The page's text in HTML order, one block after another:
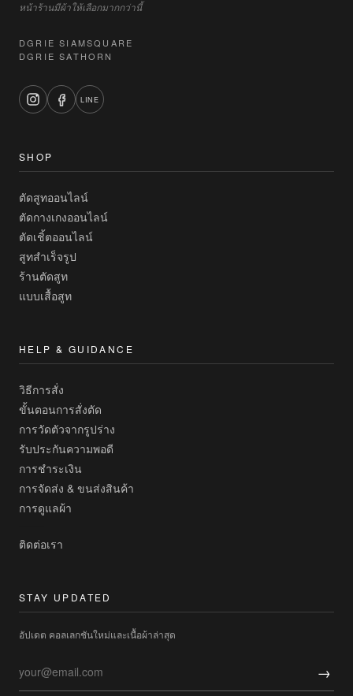
หน้าร้านมีผ้าให้เลือกมากกว่านี้
DGRIE SIAMSQUARE
DGRIE SATHORN
LINE
SHOP
ตัดสูทออนไลน์
ตัดกางเกงออนไลน์
ตัดเชิ้ตออนไลน์
สูทสำเร็จรูป
ร้านตัดสูท
แบบเสื้อสูท
HELP & GUIDANCE
วิธีการสั่ง
ขั้นตอนการสั่งตัด
การวัดตัวจากรูปร่าง
รับประกันความพอดี
การชำระเงิน
การจัดส่ง & ขนส่งสินค้า
การดูแลผ้า
ติดต่อเรา
STAY UPDATED
อัปเดต คอลเลกชันใหม่และเนื้อผ้าล่าสุด
→